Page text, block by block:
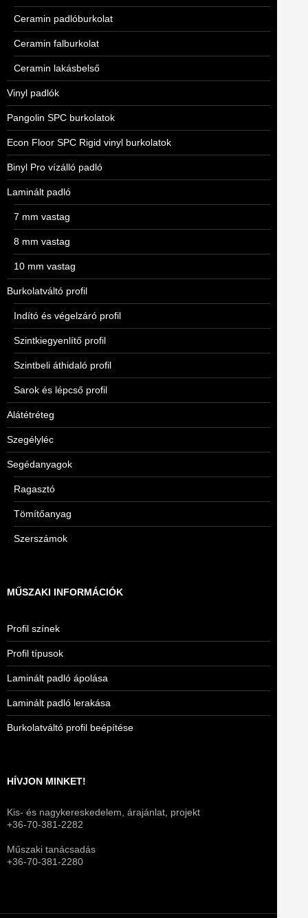
Ceramin padlóburkolat
Ceramin falburkolat
Ceramin lakásbelső
Vinyl padlók
Pangolin SPC burkolatok
Econ Floor SPC Rigid vinyl burkolatok
Binyl Pro vízálló padló
Laminált padló
7 mm vastag
8 mm vastag
10 mm vastag
Burkolatváltó profil
Indító és végelzáró profil
Szintkiegyenlítő profil
Szintbeli áthidaló profil
Sarok és lépcső profil
Alátétréteg
Szegélyléc
Segédanyagok
Ragasztó
Tömítőanyag
Szerszámok
MŰSZAKI INFORMÁCIÓK
Profil színek
Profil típusok
Laminált padló ápolása
Laminált padló lerakása
Burkolatváltó profil beépítése
HÍVJON MINKET!
Kis- és nagykereskedelem, árajánlat, projekt
+36-70-381-2282
Műszaki tanácsadás
+36-70-381-2280